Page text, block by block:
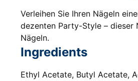
Verleihen Sie Ihren Nägeln
dezenten Party-Style – dieser
Nägeln.
Ingredients
Ethyl Acetate, Butyl Acetate,